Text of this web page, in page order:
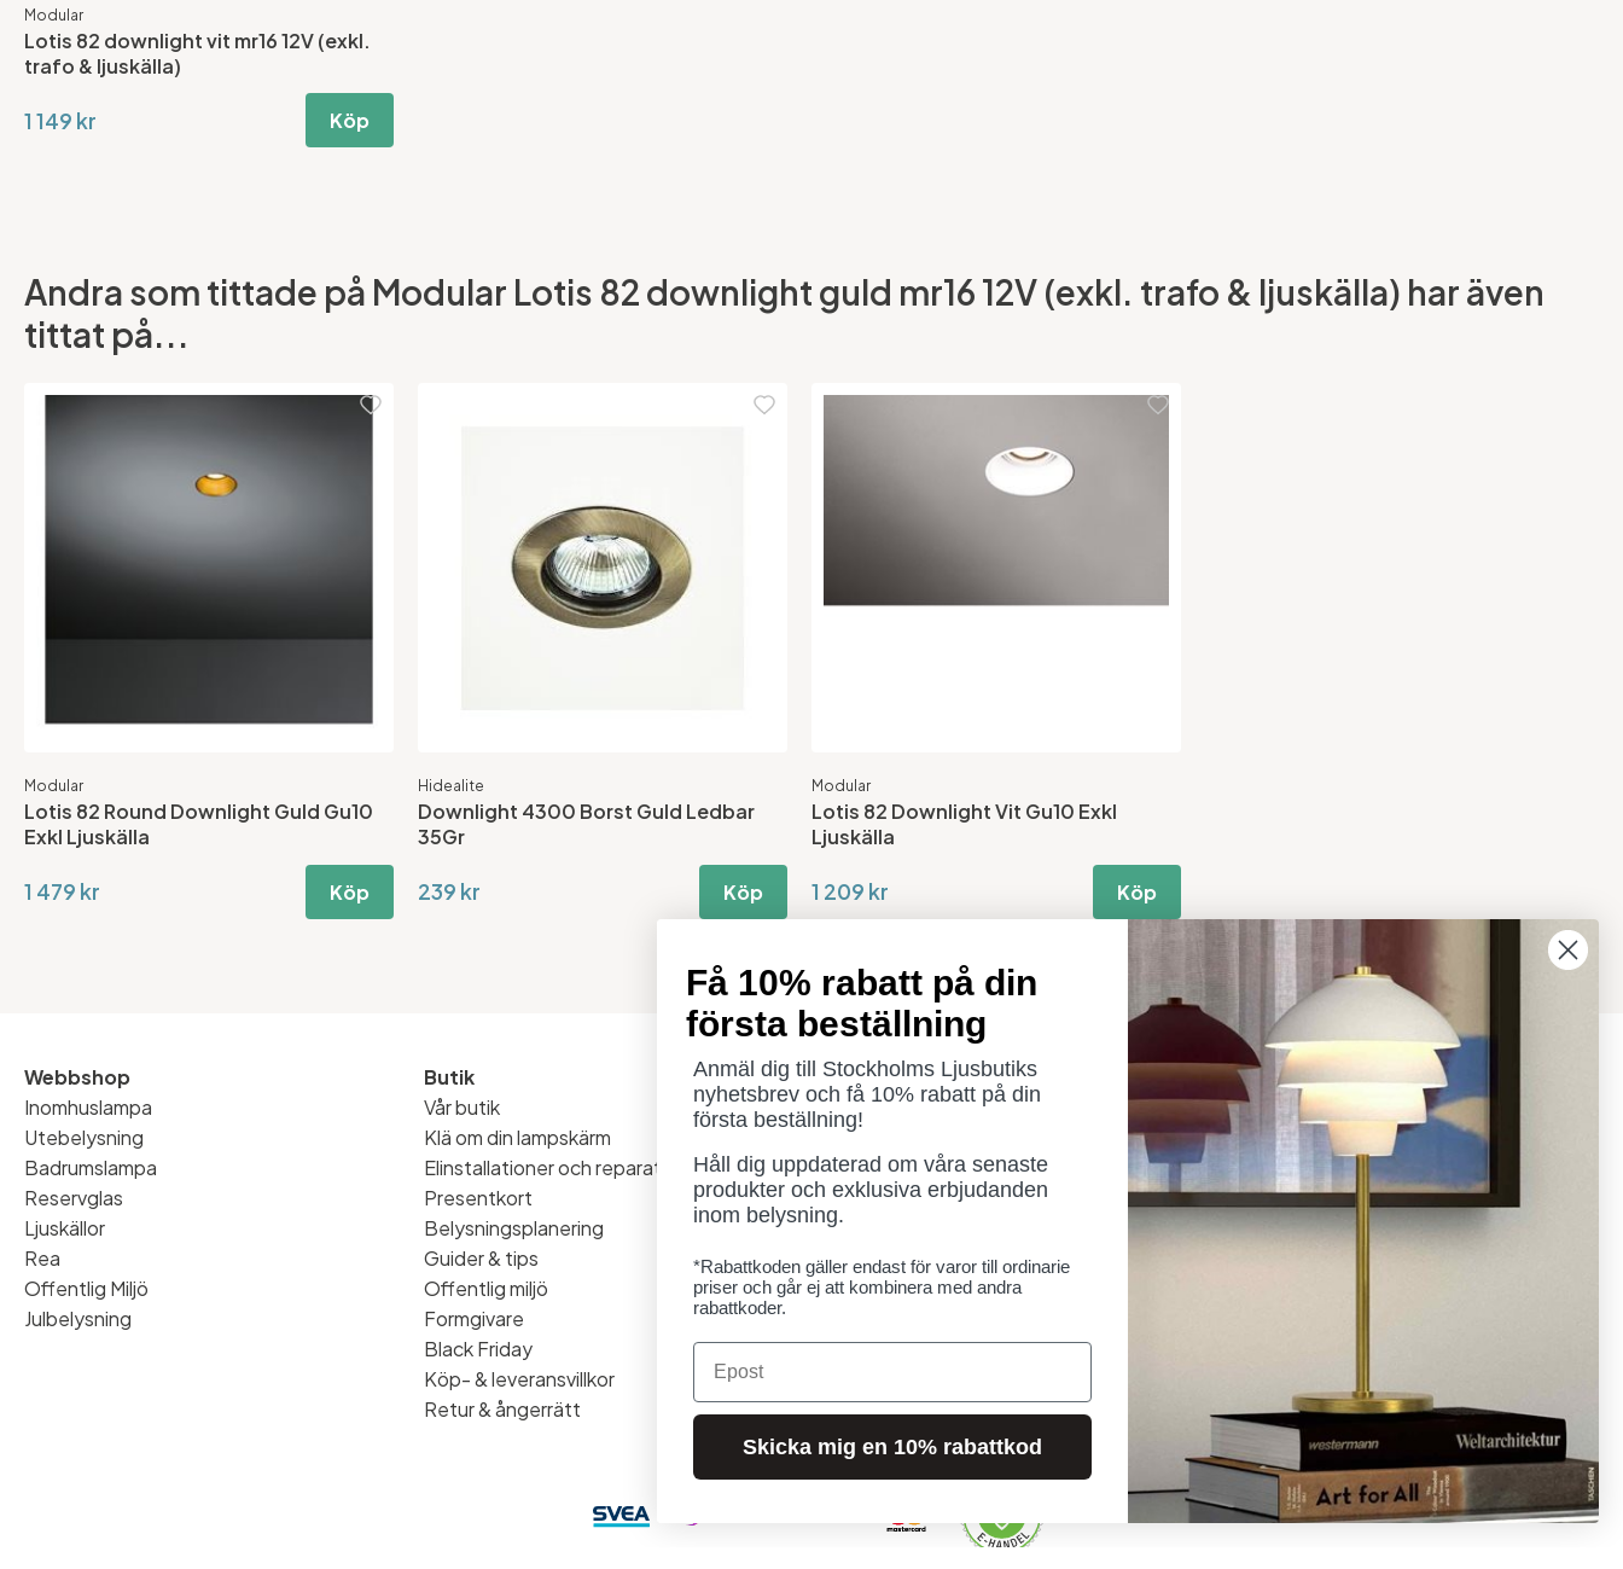
Modular
Lotis 82 downlight vit mr16 12V (exkl.
trafo & ljuskälla)
1 149 kr Köp
Andra som tittade på Modular Lotis 82 downlight guld mr16 12V (exkl. trafo & ljuskälla) har även
tittat på...
Modular
Lotis 82 Round Downlight Guld Gu10
Exkl Ljuskälla
1 479 kr Köp
Hidealite
Downlight 4300 Borst Guld Ledbar
35Gr
239 kr Köp
Modular
Lotis 82 Downlight Vit Gu10 Exkl
Ljuskälla
1 209 kr Köp
Webbshop
Inomhuslampa
Utebelysning
Badrumslampa
Reservglas
Ljuskällor
Rea
Offentlig Miljö
Julbelysning
Butik
Vår butik
Klä om din lampskärm
Elinstallationer och reparationer
Presentkort
Belysningsplanering
Guider & tips
Offentlig miljö
Formgivare
Black Friday
Köp- & leveransvillkor
Retur & ångerrätt
Öppettider
Måndag - Torsdag: 11-18
Fredag - Lördag: 11-16
Söndag: Stängt
Lördag 1/8 stängt
08 - 654 29 00
info@ljusbutik.se
Fler kontaktuppgifter »
Adress:Kungsholmsgatan 6, 112 27
Stockholm
Få 10% rabatt på din
första beställning
Anmäl dig till Stockholms Ljusbutiks
nyhetsbrev och få 10% rabatt på din
första beställning!
Håll dig uppdaterad om våra senaste
produkter och exklusiva erbjudanden
inom belysning.
*Rabattkoden gäller endast för varor till ordinarie
priser och går ej att kombinera med andra
rabattkoder.
Email
Skicka mig en 10% rabattkod